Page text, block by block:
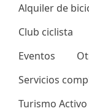
Alquiler de
Club ciclista
Eventos
Servicios
Turismo Activo